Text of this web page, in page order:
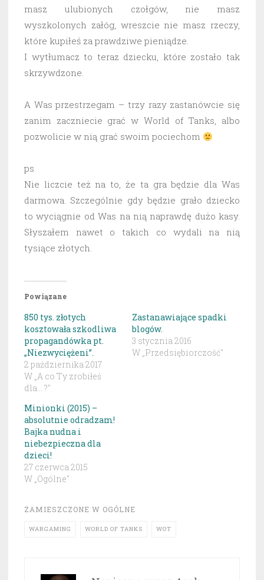
masz ulubionych czołgów, nie masz
wyszkolonych załóg, wreszcie nie masz rzeczy,
które kupiłeś za prawdziwe pieniądze.
I wytłumacz to teraz dziecku, które zostało tak
skrzywdzone.
A Was przestrzegam – trzy razy zastanówcie się
zanim zaczniecie grać w World of Tanks, albo
pozwolicie w nią grać swoim pociechom
ps
Nie liczcie też na to, że ta gra będzie dla Was
darmowa. Szczególnie gdy będzie grało dziecko
to wyciągnie od Was na nią naprawdę dużo kasy.
Słyszałem nawet o takich co wydali na nią
tysiące złotych.
Powiązane
850 tys. złotych
kosztowała szkodliwa
propagandówka pt.
„Niezwyciężeni”.
2 października 2017
W „A co Ty zrobiłeś
dla... ?"
Zastanawiające spadki
blogów.
3 stycznia 2016
W „Przedsiębiorczość"
Minionki (2015) –
absolutnie odradzam!
Bajka nudna i
niebezpieczna dla
dzieci!
27 czerwca 2015
W „Ogólne"
ZAMIESZCZONE W OGÓLNE
WARGAMING WORLD OF TANKS WOT